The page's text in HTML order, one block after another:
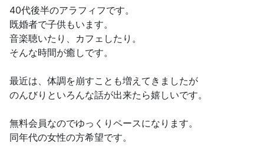
40代後半のアラフィフです。
既婚者で子供もいます。
音楽聴いたり、カフェしたり。
そんな時間が癒しです。
最近は、体調を崩すことも増えてきましたが
のんびりといろんな話が出来たら嬉しいです。
無料会員なのでゆっくりペースになります。
同年代の女性の方希望です。